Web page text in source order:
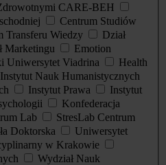
CARE-BEH
Centrum Studiów
Transferu Wiedzy
Dział
Marketingu
Emotion
Uniwersytet Viadrina
Health
Instytut Nauk Humanistycznych
Instytut Prawa
Instytut
Konfederacja
Lab
StresLab Centrum
Doktorska
Uniwersytet
w Krakowie
Wydział Nauk